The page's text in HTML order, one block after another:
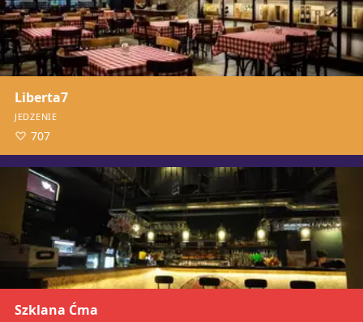
Liberta7
JEDZENIE
707
Szklana Ćma